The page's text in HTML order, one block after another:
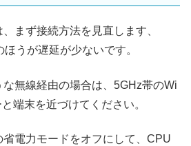
まず接続方法を見直します、
うが遅延が少ないです。
な無線経由の場合は、5GHz帯のWi
端末を近づけてください。
省電力モードをオフにして、CPU